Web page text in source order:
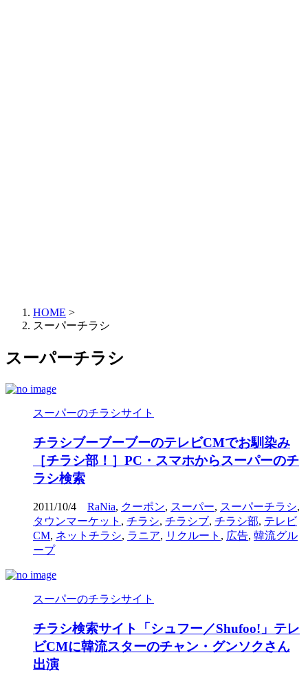
HOME >
スーパーチラシ
スーパーチラシ
スーパーのチラシサイト
チラシブーブーブーのテレビCMでお馴染み
［チラシ部！］PC・スマホからスーパーのチ
ラシ検索
2011/10/4 RaNia, クーポン, スーパー, スーパーチラシ,
タウンマーケット , チラシ, チラシブ, チラシ部, テレビ
CM, ネットチラシ, ラニア, リクルート , 広告, 韓流グル
ープ
スーパーのチラシサイト
チラシ検索サイト「シュフー／Shufoo!」テレ
ビCMに韓流スターのチャン・グンソクさん
出演